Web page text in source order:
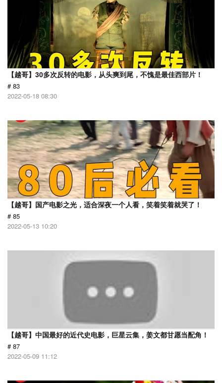
【越哥】30多次反转的电影，从头爽到尾，不愧是最佳西部片！
# 83
2022-05-18 08:30
【越哥】国产电影之光，适合深夜一个人看，笑着笑着就哭了！
# 85
2022-05-13 10:20
【越哥】中国最好的近代史电影，巨星云集，姜文都甘愿当配角！
# 87
2022-05-09 11:12